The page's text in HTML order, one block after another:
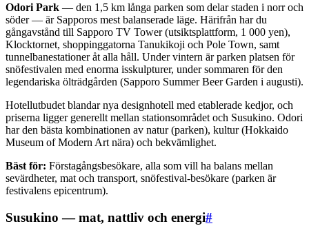
Odori Park — den 1,5 km långa parken som delar staden i norr och
söder — är Sapporos mest balanserade läge. Härifrån har du
gångavstånd till Sapporo TV Tower (utsiktsplattform, 1 000 yen),
Klocktornet, shoppinggatorna Tanukikoji och Pole Town, samt
tunnelbanestationer åt alla håll. Under vintern är parken platsen för
snöfestivalen med enorma isskulpturer, under sommaren för den
legendariska ölträdgården (Sapporo Summer Beer Garden i augusti).
Hotellutbudet blandar nya designhotell med etablerade kedjor, och
priserna ligger generellt mellan stationsområdet och Susukino. Odori
har den bästa kombinationen av natur (parken), kultur (Hokkaido
Museum of Modern Art nära) och bekvämlighet.
Bäst för: Förstagångsbesökare, alla som vill ha balans mellan
sevärdheter, mat och transport, snöfestival-besökare (parken är
festivalens epicentrum).
Susukino — mat, nattliv och energi#